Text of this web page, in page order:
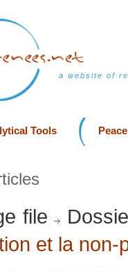
a website of
Tools
file
et la